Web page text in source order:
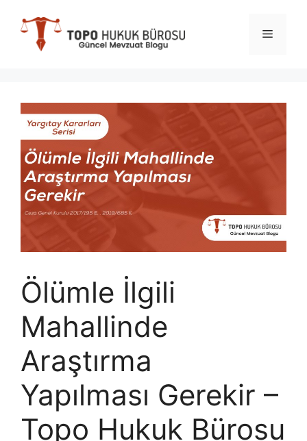
Menü
Ölümle İlgili
Mahallinde
Araştırma
Yapılması Gerekir –
Topo Hukuk Bürosu